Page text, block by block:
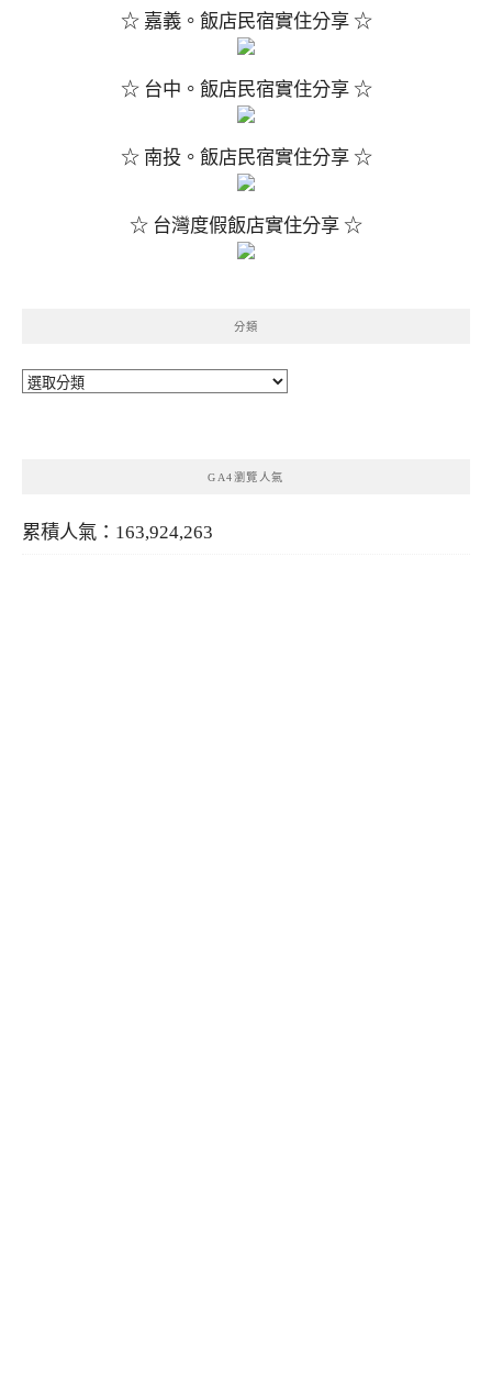
☆ 嘉義。飯店民宿實住分享 ☆
☆ 台中。飯店民宿實住分享 ☆
☆ 南投。飯店民宿實住分享 ☆
☆ 台灣度假飯店實住分享 ☆
分類
分
GA4瀏覽人氣
累積人氣：163,924,263